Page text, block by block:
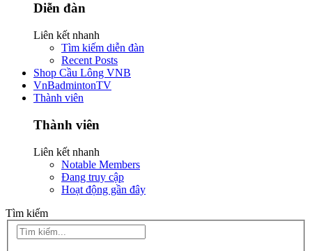
Diễn đàn
Liên kết nhanh
Tìm kiếm diễn đàn
Recent Posts
Shop Cầu Lông VNB
VnBadmintonTV
Thành viên
Thành viên
Liên kết nhanh
Notable Members
Đang truy cập
Hoạt động gần đây
Tìm kiếm